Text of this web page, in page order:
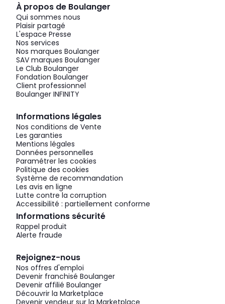
À propos de Boulanger
Qui sommes nous
Plaisir partagé
L'espace Presse
Nos services
Nos marques Boulanger
SAV marques Boulanger
Le Club Boulanger
Fondation Boulanger
Client professionnel
Boulanger INFINITY
Informations légales
Nos conditions de Vente
Les garanties
Mentions légales
Données personnelles
Paramétrer les cookies
Politique des cookies
Système de recommandation
Les avis en ligne
Lutte contre la corruption
Accessibilité : partiellement conforme
Informations sécurité
Rappel produit
Alerte fraude
Rejoignez-nous
Nos offres d'emploi
Devenir franchisé Boulanger
Devenir affilié Boulanger
Découvrir la Marketplace
Devenir vendeur sur la Marketplace